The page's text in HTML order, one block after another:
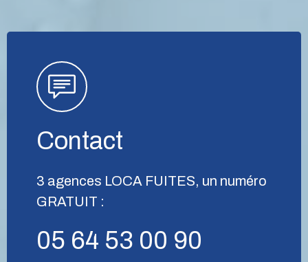
Contact
3 agences LOCA FUITES, un numéro
GRATUIT :
05 64 53 00 90